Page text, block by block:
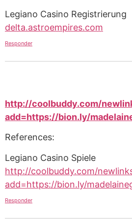
Legiano Casino Registrierung
delta.astroempires.com
Responder
http://coolbuddy.com/
add=https://bion.ly/
References:
Legiano Casino Spiele
http://coolbuddy.com/
add=https://bion.ly/
Responder